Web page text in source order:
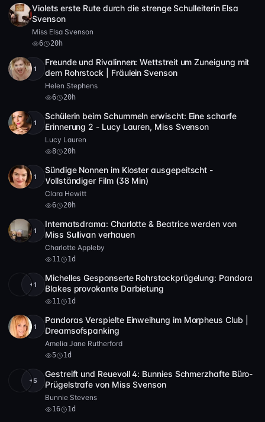
Full HD
Violets erste Rute durch die strenge Schulleiterin Elsa
Svenson
Miss Elsa Svenson
6 20h
Full HD
+1
Freunde und Rivalinnen: Wettstreit um Zuneigung mit
dem Rohrstock | Fräulein Svenson
Helen Stephens
6 20h
Full HD 8
+1
Schülerin beim Schummeln erwischt: Eine scharfe
Erinnerung 2 - Lucy Lauren, Miss Svenson
Lucy Lauren
8 20h
HD+1
Sündige Nonnen im Kloster ausgepeitscht -
Vollständiger Film (38 Min)
Clara Hewitt
6 20h
Full HD
+1
Internatsdrama: Charlotte & Beatrice werden von
Miss Sullivan verhauen
Charlotte Appleby
11 1d
Full HD
+1
Michelles Gesponserte Rohrstockprügelung: Pandora
Blakes provokante Darbietung
11 1d
Full HD
+1
Pandoras Verspielte Einweihung im Morpheus Club |
Dreamsofspanking
Amelia Jane Rutherford
5 1d
+5
Gestreift und Reuevoll 4: Bunnies Schmerzhafte Büro-
Prügelstrafe von Miss Svenson
Bunnie Stevens
16 1d